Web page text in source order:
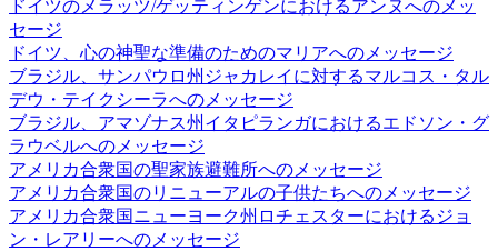
ドイツのメラッツ/ゲッティンゲンにおけるアンヌへのメッ
セージ
ドイツ、心の神聖な準備のためのマリアへのメッセージ
ブラジル、サンパウロ州ジャカレイに対するマルコス・タル
デウ・テイクシーラへのメッセージ
ブラジル、アマゾナス州イタピランガにおけるエドソン・グ
ラウベルへのメッセージ
アメリカ合衆国の聖家族避難所へのメッセージ
アメリカ合衆国のリニューアルの子供たちへのメッセージ
アメリカ合衆国ニューヨーク州ロチェスターにおけるジョ
ン・レアリーへのメッセージ